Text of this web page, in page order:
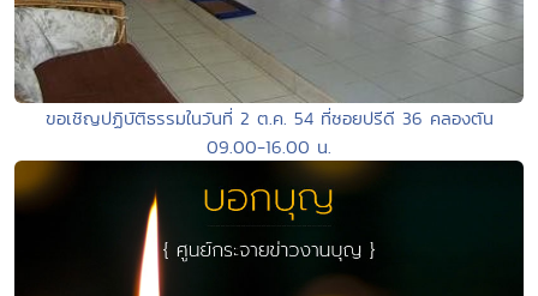
ขอเชิญปฏิบัติธรรมในวันที่ 2 ต.ค. 54 ที่ซอยปรีดี 36 คลองตัน
09.00-16.00 น.